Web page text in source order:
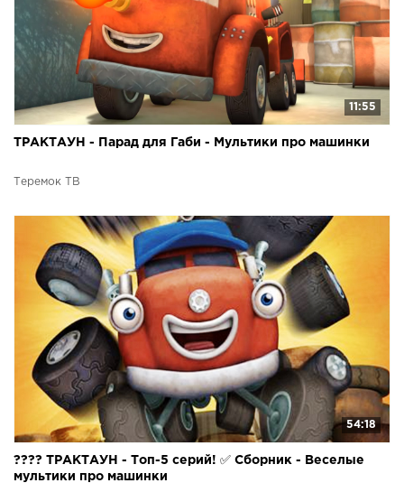
11:55
ТРАКТАУН - Парад для Габи - Мультики про машинки
Теремок ТВ
54:18
???? ТРАКТАУН - Топ-5 серий! ✅ Сборник - Веселые
мультики про машинки